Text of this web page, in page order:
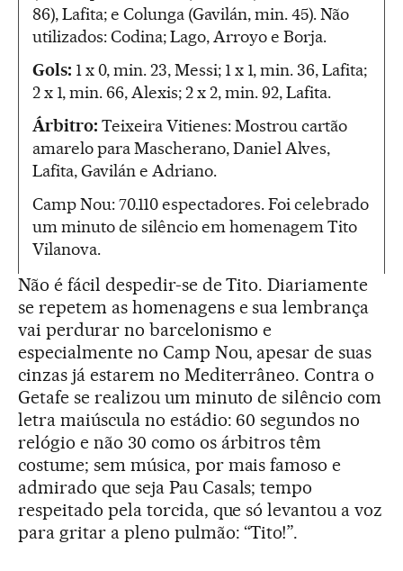
86), Lafita; e Colunga (Gavilán, min. 45). Não
utilizados: Codina; Lago, Arroyo e Borja.
Gols: 1 x 0, min. 23, Messi; 1 x 1, min. 36, Lafita;
2 x 1, min. 66, Alexis; 2 x 2, min. 92, Lafita.
Árbitro: Teixeira Vitienes: Mostrou cartão
amarelo para Mascherano, Daniel Alves,
Lafita, Gavilán e Adriano.
Camp Nou: 70.110 espectadores. Foi celebrado
um minuto de silêncio em homenagem Tito
Vilanova.
Não é fácil despedir-se de Tito. Diariamente
se repetem as homenagens e sua lembrança
vai perdurar no barcelonismo e
especialmente no Camp Nou, apesar de suas
cinzas já estarem no Mediterrâneo. Contra o
Getafe se realizou um minuto de silêncio com
letra maiúscula no estádio: 60 segundos no
relógio e não 30 como os árbitros têm
costume; sem música, por mais famoso e
admirado que seja Pau Casals; tempo
respeitado pela torcida, que só levantou a voz
para gritar a pleno pulmão: “Tito!”.